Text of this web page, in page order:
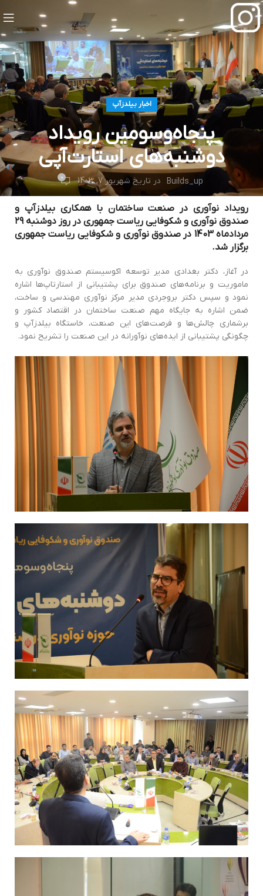
اخبار بیلدزآپ
پنجاه‌وسومین رویداد
دوشنبه‌های استارت‌آپی
Builds_up در تاریخ شهریور 7, 1403 0
رویداد نوآوری در صنعت ساختمان با همکاری بیلدزآپ و
صندوق نوآوری و شکوفایی ریاست جمهوری در روز دوشنبه ۲۹
مردادماه 1403 در صندوق نوآوری و شکوفایی ریاست جمهوری
برگزار شد.
در آغاز، دکتر بغدادی مدیر توسعه اکوسیستم صندوق نوآوری به
ماموریت و برنامه‌های صندوق برای پشتیبانی از استارتاپ‌ها اشاره
نمود و سپس دکتر بروجردی مدیر مرکز نوآوری مهندسی و ساخت،
ضمن اشاره به جایگاه مهم صنعت ساختمان در اقتصاد کشور و
برشماری چالش‌ها و فرصت‌های این صنعت، خاستگاه بیلدزآپ و
چگونگی پشتیبانی از ایده‌های نوآورانه در این صنعت را تشریح نمود.